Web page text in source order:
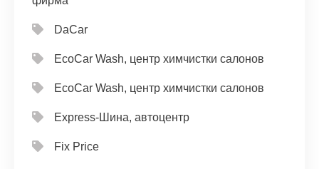
DaCar
EcoCar Wash, центр химчистки салонов
EcoCar Wash, центр химчистки салонов
Express-Шина, автоцентр
Fix Price